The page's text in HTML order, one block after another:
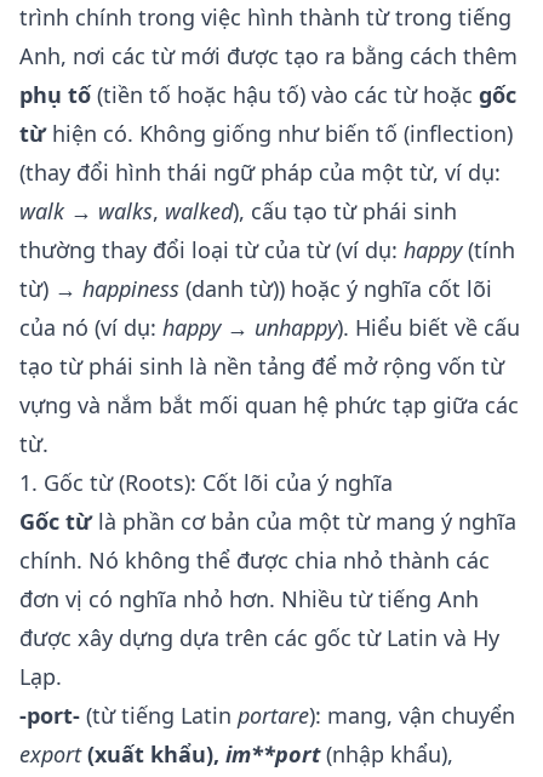
trình chính trong việc hình thành từ trong tiếng
Anh, nơi các từ mới được tạo ra bằng cách thêm
phụ tố(tiền tố hoặc hậu tố) vào các từ hoặc gốc
từhiện có. Không giống như biến tố (inflection)
(thay đổi hình thái ngữ pháp của một từ, ví dụ:
walk → walks, walked), cấu tạo từ phái sinh
thường thay đổi loại từ của từ (ví dụ: happy(tính
từ) → happiness (danh từ)) hoặc ý nghĩa cốt lõi
của nó (ví dụ: happy→ unhappy). Hiểu biết về cấu
tạo từ phái sinh là nền tảng để mở rộng vốn từ
vựng và nắm bắt mối quan hệ phức tạp giữa các
từ.
1. Gốc từ (Roots): Cốt lõi của ý nghĩa
Gốc từlà phần cơ bản của một từ mang ý nghĩa
chính. Nó không thể được chia nhỏ thành các
đơn vị có nghĩa nhỏ hơn. Nhiều từ tiếng Anh
được xây dựng dựa trên các gốc từ Latin và Hy
Lạp.
-port- (từ tiếng Latin portare): mang, vận chuyển
export(xuất khẩu), im**port(nhập khẩu),